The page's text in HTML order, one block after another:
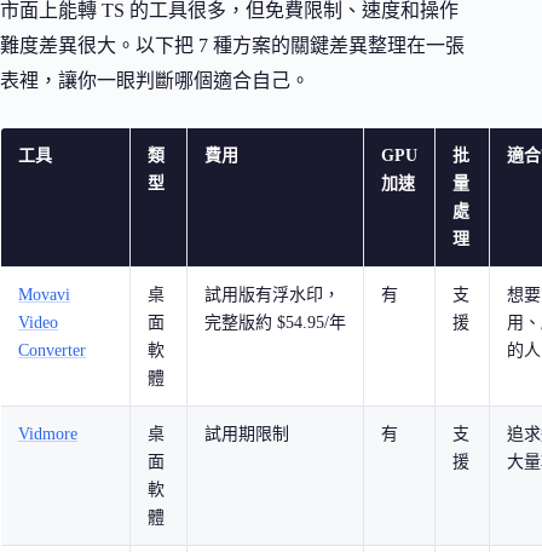
市面上能轉 TS 的工具很多，但免費限制、速度和操作
難度差異很大。以下把 7 種方案的關鍵差異整理在一張
表裡，讓你一眼判斷哪個適合自己。
工具
類
型
費用
GPU
加速
批
量
處
理
適
Movavi
Video
Converter
桌
面
軟
體
試用版有浮水印，
完整版約 $54.95/年
有
支
援
想
用
的人
Vidmore
桌
面
軟
體
試用期限制 有
支
援
追
大